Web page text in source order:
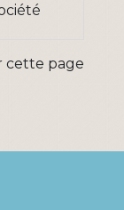
cette page